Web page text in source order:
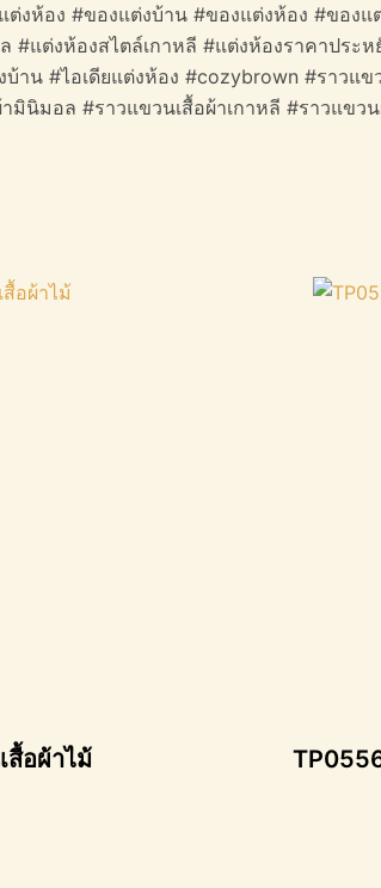
ต่งห้อง #ของแต่งบ้าน #ของแต่งห้อง #ของ
#แต่งห้องสไตล์เกาหลี #แต่งห้องราคาประ
บ้าน #ไอเดียแต่งห้อง #cozybrown #ราวแข
ามินิมอล #ราวแขวนเสื้อผ้าเกาหลี #ราวแข
สื้อผ้าไม้